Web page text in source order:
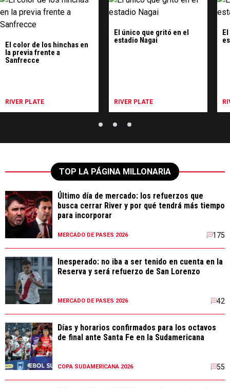
El color de los hinchas en
la previa frente a
Sanfrecce
RIVER PLATE
El único que gritó en el
estadio Nagai
RIVER PLATE
TOP LA PÁGINA MILLONARIA
Último día de mercado: los refuerzos que
busca cerrar River y por qué tendrá más tiempo
para incorporar
MERCADO DE PASES 2026 175
Inesperado: no iba a ser tenido en cuenta en la
Reserva y será refuerzo de San Lorenzo
MERCADO DE PASES 2026 42
Días y horarios confirmados para los octavos
de final ante Santa Fe en la Sudamericana
COPA SUDAMERICANA 2026 55